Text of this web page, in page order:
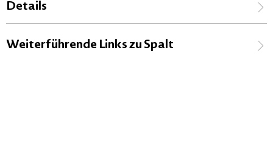
Details
Weiterführende Links zu Spalt